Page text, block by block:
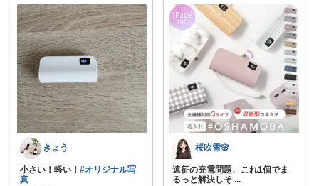
きょう
小さい！軽い！ #オリジナル写
真
桜吹雪🌸
遠征の充電問題、これ1個でま
るっと解決しそ ...